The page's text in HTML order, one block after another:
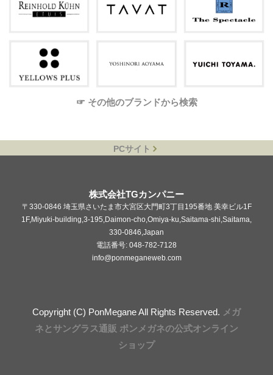
☞ その他のブランドから検索
PCサイト
株式会社TGカンパニー
〒330-0846 埼玉県さいたま市大宮区大門町3丁目195番地 美幸ビル1F
1F,Miyuki-building,3-195,Daimon-cho,Omiya-ku,Saitama-shi,Saitama,
330-0846,Japan
電話番号: 048-782-7128
info@ponmeganeweb.com
Copyright (C) PonMegane All Rights Reserved. メガ
ネとサングラス通販 ポンメガネの公式オンライン
ショップ